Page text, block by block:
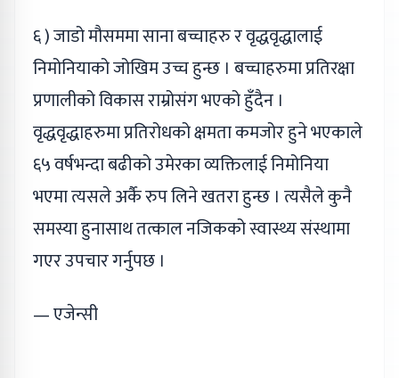
६ ) जाडो मौसममा साना बच्चाहरु र वृद्धवृद्धालाई
निमोनियाको जोखिम उच्च हुन्छ । बच्चाहरुमा प्रतिरक्षा
प्रणालीको विकास राम्रोसंग भएको हुँदैन ।
वृद्धवृद्धाहरुमा प्रतिरोधको क्षमता कमजोर हुने भएकाले
६५ वर्षभन्दा बढीको उमेरका व्यक्तिलाई निमोनिया
भएमा त्यसले अर्कै रुप लिने खतरा हुन्छ । त्यसैले कुनै
समस्या हुनासाथ तत्काल नजिकको स्वास्थ्य संस्थामा
गएर उपचार गर्नुपछ ।
— एजेन्सी